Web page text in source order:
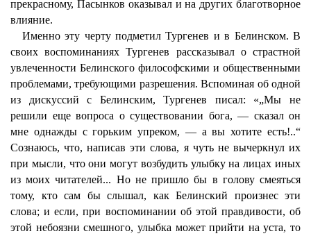
прекрасному, Пасынков оказывал и на других благотворное
влияние.
Именно эту черту подметил Тургенев и в Белинском. В
своих воспоминаниях Тургенев рассказывал о страстной
увлеченности Белинского философскими и общественными
проблемами, требующими разрешения. Вспоминая об одной
из дискуссий с Белинским, Тургенев писал: «„Мы не
решили еще вопроса о существовании бога, — сказал он
мне однажды с горьким упреком, — а вы хотите есть!..“
Сознаюсь, что, написав эти слова, я чуть не вычеркнул их
при мысли, что они могут возбудить улыбку на лицах иных
из моих читателей... Но не пришло бы в голову смеяться
тому, кто сам бы слышал, как Белинский произнес эти
слова; и если, при воспоминании об этой правдивости, об
этой небоязни смешного, улыбка может прийти на уста, то